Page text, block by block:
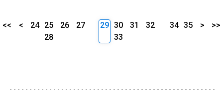
<< < 24 25 26
27
28
29 30 31
32
33
34 35 > >>